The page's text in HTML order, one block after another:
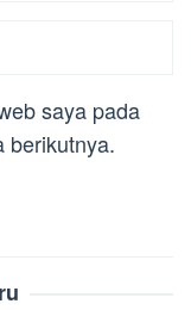
saya pada
berikutnya.